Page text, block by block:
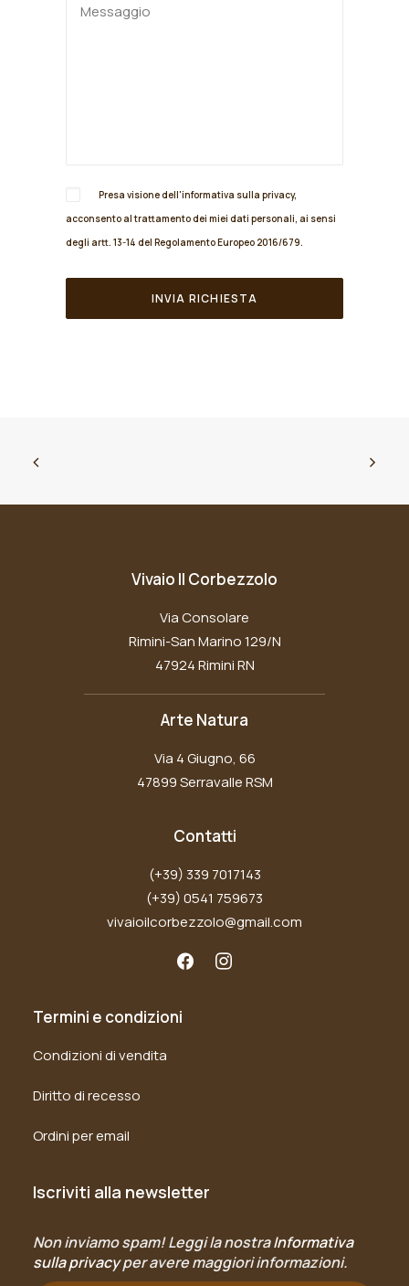
Presa visione dell'informativa sulla privacy,
acconsento al trattamento dei miei dati personali, ai sensi
degli artt. 13-14 del Regolamento Europeo 2016/679.
Vivaio Il Corbezzolo
Via Consolare
Rimini-San Marino 129/N
47924 Rimini RN
Arte Natura
Via 4 Giugno, 66
47899 Serravalle RSM
Contatti
(+39) 339 7017143
(+39) 0541 759673
vivaioilcorbezzolo@gmail.com
Termini e condizioni
Condizioni di vendita
Diritto di recesso
Ordini per email
Iscriviti alla newsletter
Non inviamo spam! Leggi la nostraInformativa
sulla privacyper avere maggiori informazioni.